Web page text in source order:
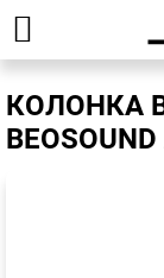
КОЛОНКА